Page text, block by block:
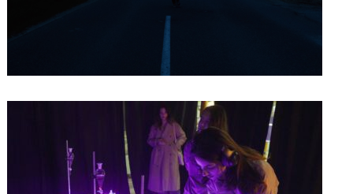
DIANA CHIRU, CATY ȘAMATA –
FRAGRANCE FORGED
MEMORYSCAPES
14/12/2023